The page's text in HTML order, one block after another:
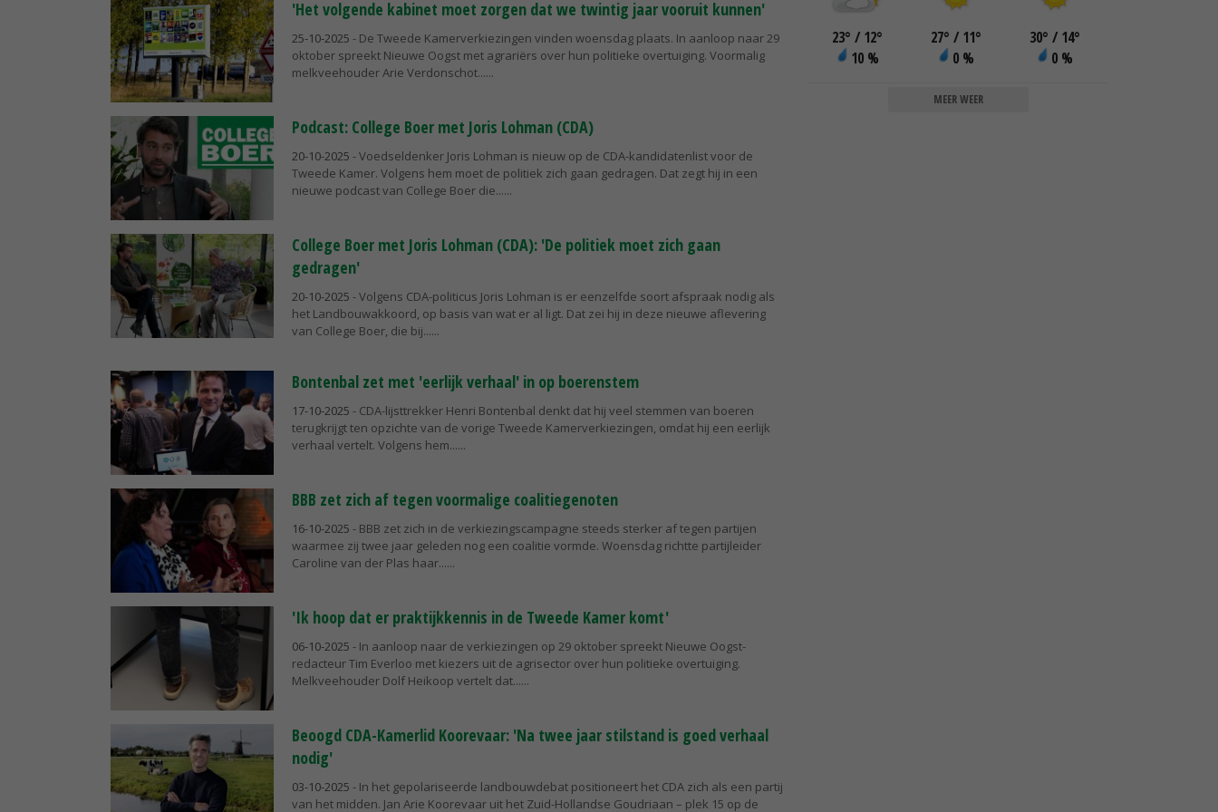
'Het volgende kabinet moet zorgen dat we twintig jaar vooruit kunnen'
25-10-2025 - De Tweede Kamerverkiezingen vinden woensdag plaats. In aanloop naar 29
oktober spreekt Nieuwe Oogst met agrariërs over hun politieke overtuiging. Voormalig
melkveehouder Arie Verdonschot...
Podcast: College Boer met Joris Lohman (CDA)
20-10-2025 - Voedseldenker Joris Lohman is nieuw op de CDA-kandidatenlist voor de
Tweede Kamer. Volgens hem moet de politiek zich gaan gedragen. Dat zegt hij in een
nieuwe podcast van College Boer die...
College Boer met Joris Lohman (CDA): 'De politiek moet zich gaan
gedragen'
20-10-2025 - Volgens CDA-politicus Joris Lohman is er eenzelfde soort afspraak nodig als
het Landbouwakkoord, op basis van wat er al ligt. Dat zei hij in deze nieuwe aflevering
van College Boer, die bij...
Bontenbal zet met 'eerlijk verhaal' in op boerenstem
17-10-2025 - CDA-lijsttrekker Henri Bontenbal denkt dat hij veel stemmen van boeren
terugkrijgt ten opzichte van de vorige Tweede Kamerverkiezingen, omdat hij een eerlijk
verhaal vertelt. Volgens hem...
BBB zet zich af tegen voormalige coalitiegenoten
16-10-2025 - BBB zet zich in de verkiezingscampagne steeds sterker af tegen partijen
waarmee zij twee jaar geleden nog een coalitie vormde. Woensdag richtte partijleider
Caroline van der Plas haar...
'Ik hoop dat er praktijkkennis in de Tweede Kamer komt'
06-10-2025 - In aanloop naar de verkiezingen op 29 oktober spreekt Nieuwe Oogst-
redacteur Tim Everloo met kiezers uit de agrisector over hun politieke overtuiging.
Melkveehouder Dolf Heikoop vertelt dat...
Beoogd CDA-Kamerlid Koorevaar: 'Na twee jaar stilstand is goed verhaal
nodig'
03-10-2025 - In het gepolariseerde landbouwdebat positioneert het CDA zich als een partij
van het midden. Jan Arie Koorevaar uit het Zuid-Hollandse Goudriaan – plek 15 op de
23° / 12°
10 %
27° / 11°
0 %
30° / 14°
0 %
MEER WEER